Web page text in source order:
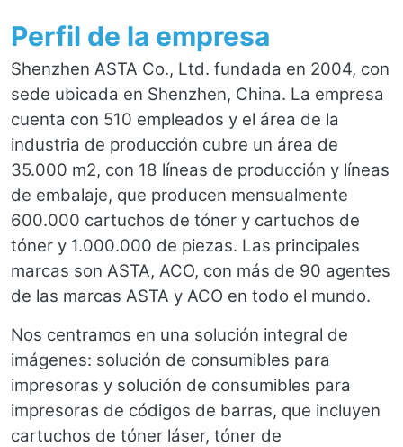
Perfil de la empresa
Shenzhen ASTA Co., Ltd. fundada en 2004, con
sede ubicada en Shenzhen, China. La empresa
cuenta con 510 empleados y el área de la
industria de producción cubre un área de
35.000 m2, con 18 líneas de producción y líneas
de embalaje, que producen mensualmente
600.000 cartuchos de tóner y cartuchos de
tóner y 1.000.000 de piezas. Las principales
marcas son ASTA, ACO, con más de 90 agentes
de las marcas ASTA y ACO en todo el mundo.
Nos centramos en una solución integral de
imágenes: solución de consumibles para
impresoras y solución de consumibles para
impresoras de códigos de barras, que incluyen
cartuchos de tóner láser, tóner de